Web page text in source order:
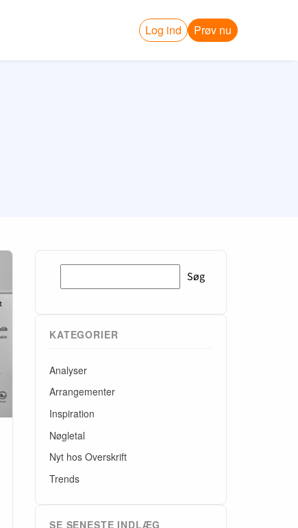
Log ind Prøv nu
Søg
KATEGORIER
Analyser
Arrangementer
Inspiration
Nøgletal
Nyt hos Overskrift
Trends
SE SENESTE INDLÆG